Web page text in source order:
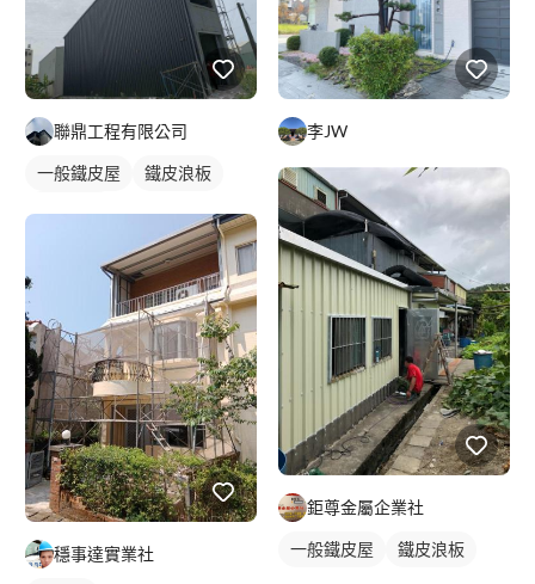
聯鼎工程有限公司
一般鐵皮屋
鐵皮浪板
穩事達實業社
李JW
鉅尊金屬企業社
一般鐵皮屋 鐵皮浪板